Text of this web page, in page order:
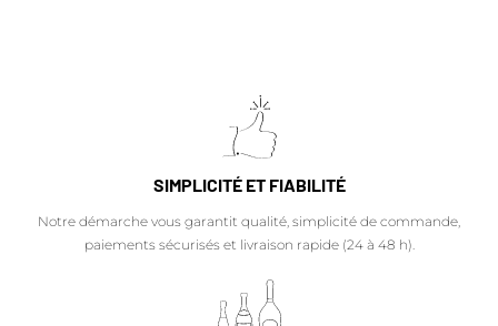
SIMPLICITÉ ET FIABILITÉ
Notre démarche vous garantit qualité, simplicité de commande,
paiements sécurisés et livraison rapide (24 à 48 h).